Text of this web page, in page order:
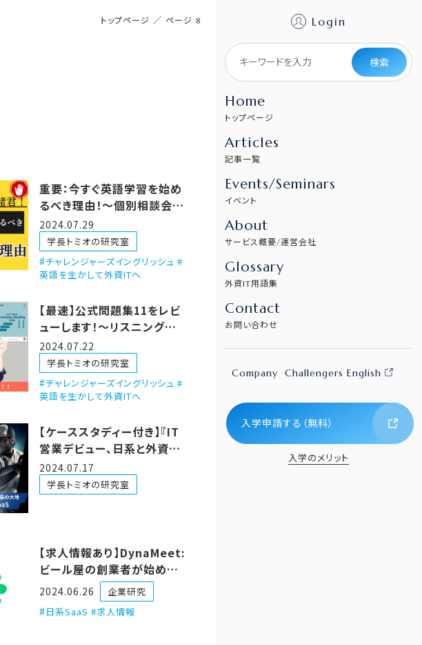
Login
検索
Home
トップページ
Articles
記事一覧
Events/Seminars
イベント
About
サービス概要/運営会社
Glossary
外資IT用語集
Contact
お問い合わせ
Company Challengers English
入学申請する（無料）
入学のメリット
トップページ ／ ページ 8
重要：今すぐ英語学習を始め
るべき理由！〜個別相談会や
ってます〜
2024.07.29
学長トミオの研究室
チャレンジャーズイングリッシュ #
英語を生かして外資ITへ
【最速】公式問題集11をレビ
ューします！〜リスニング
編〜
2024.07.22
学長トミオの研究室
チャレンジャーズイングリッシュ #
英語を生かして外資ITへ
【ケーススタディー付き】『IT
営業デビュー、日系と外資ど
っちがいいの！？』問題
2024.07.17
学長トミオの研究室
【求人情報あり】DynaMeet:
ビール屋の創業者が始めた
SaaS！？！？
2024.06.26
企業研究
日系SaaS #求人情報